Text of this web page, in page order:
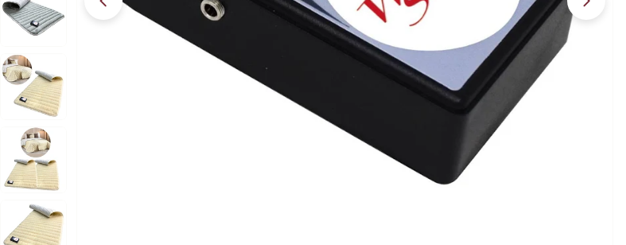
Apri supporto 7 in modalità modale